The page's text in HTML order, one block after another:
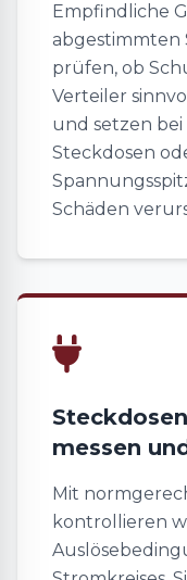
Empfindliche
abgestimmten
prüfen, ob
Verteiler
und setzen
Steckdosen
Schäden
messen
Mit
kontrollieren